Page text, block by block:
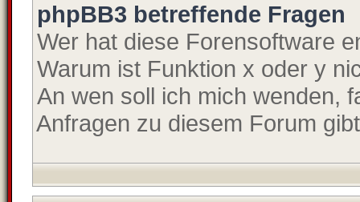
phpBB3 betreffende Fragen
Wer hat diese Forensoftware
Warum ist Funktion x oder y
An wen soll ich mich wenden,
Anfragen zu diesem Forum